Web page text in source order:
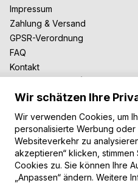
Impressum
Zahlung & Versand
GPSR-Verordnung
FAQ
Kontakt
Zusammenarbeit
Für Blogger
B2B-Zusammenarbeit
Unsere Teppiche
Moderne Teppiche
Vintage Teppiche
Shaggy Teppiche
Wir schätzen Ihre
Wir verwenden Cookies, um
personalisierte Werbung
Websiteverkehr zu
akzeptieren“ klicken,
Cookies zu. Sie können Ihre
„Anpassen“ ändern. Weitere